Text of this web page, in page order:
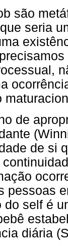
são
seria
de
de si
pessoas
do self é
diária